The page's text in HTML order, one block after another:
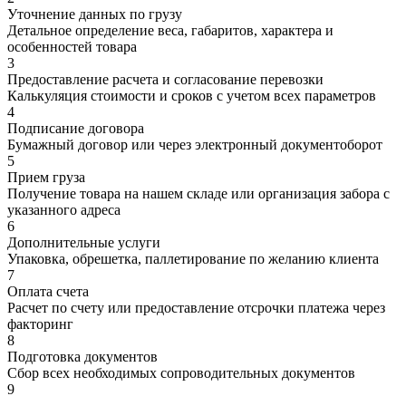
Уточнение данных по грузу
Детальное определение веса, габаритов, характера и
особенностей товара
3
Предоставление расчета и согласование перевозки
Калькуляция стоимости и сроков с учетом всех параметров
4
Подписание договора
Бумажный договор или через электронный документоборот
5
Прием груза
Получение товара на нашем складе или организация забора с
указанного адреса
6
Дополнительные услуги
Упаковка, обрешетка, паллетирование по желанию клиента
7
Оплата счета
Расчет по счету или предоставление отсрочки платежа через
факторинг
8
Подготовка документов
Сбор всех необходимых сопроводительных документов
9